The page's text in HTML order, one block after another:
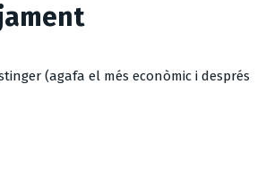
(agafa el més econòmic i després